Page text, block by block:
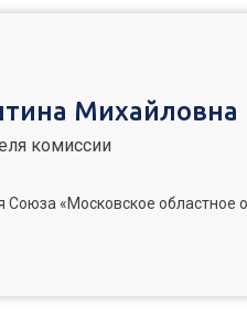
Михайловна
комиссии
Союза «Московское